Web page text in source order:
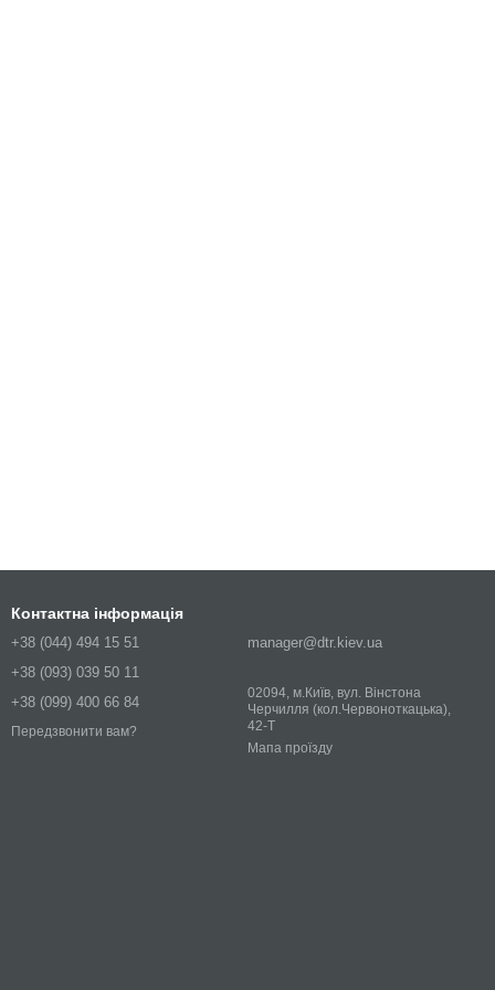
Контактна інформація
+38 (044) 494 15 51
+38 (093) 039 50 11
+38 (099) 400 66 84
Передзвонити вам?
manager@dtr.kiev.ua
02094, м.Київ, вул. Вінстона
Черчилля (кол.Червоноткацька),
42-Т
Мапа проїзду